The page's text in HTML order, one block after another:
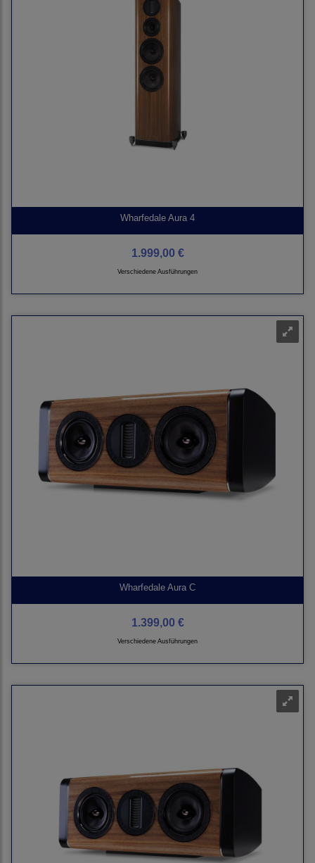
Wharfedale Aura 4
1.999,00 €
Verschiedene Ausführungen
Wharfedale Aura C
1.399,00 €
Verschiedene Ausführungen